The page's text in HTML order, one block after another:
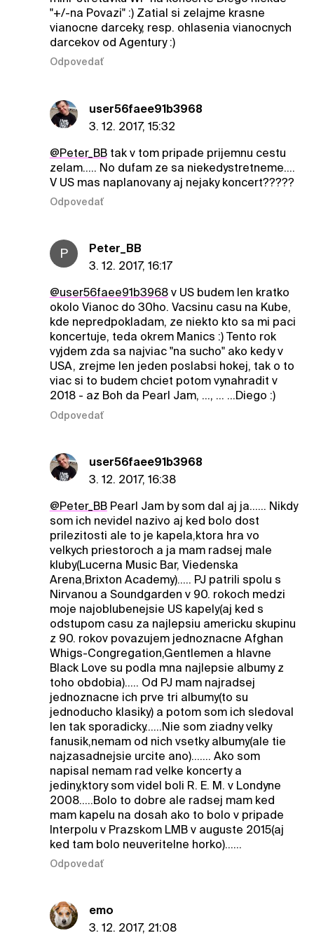
"+/-na Povazi" :) Zatial si zelajme krasne
vianocne darceky, resp. ohlasenia vianocnych
darcekov od Agentury :)
Odpovedať
user56faee91b3968
3. 12. 2017, 15:32
@Peter_BBtak v tom pripade prijemnu cestu
zelam..... No dufam ze sa niekedystretneme....
V US mas naplanovany aj nejaky koncert?????
Odpovedať
P
Peter_BB
3. 12. 2017, 16:17
@user56faee91b3968v US budem len kratko
okolo Vianoc do 30ho. Vacsinu casu na Kube,
kde nepredpokladam, ze niekto kto sa mi paci
koncertuje, teda okrem Manics :) Tento rok
vyjdem zda sa najviac "na sucho" ako kedy v
USA, zrejme len jeden poslabsi hokej, tak o to
viac si to budem chciet potom vynahradit v
2018 - az Boh da Pearl Jam, ..., ... ...Diego :)
Odpovedať
user56faee91b3968
3. 12. 2017, 16:38
@Peter_BBPearl Jam by som dal aj ja...... Nikdy
som ich nevidel nazivo aj ked bolo dost
prilezitosti ale to je kapela,ktora hra vo
velkych priestoroch a ja mam radsej male
kluby(Lucerna Music Bar, Viedenska
Arena,Brixton Academy)..... PJ patrili spolu s
Nirvanou a Soundgarden v 90. rokoch medzi
moje najoblubenejsie US kapely(aj ked s
odstupom casu za najlepsiu americku skupinu
z 90. rokov povazujem jednoznacne Afghan
Whigs-Congregation,Gentlemen a hlavne
Black Love su podla mna najlepsie albumy z
toho obdobia)..... Od PJ mam najradsej
jednoznacne ich prve tri albumy(to su
jednoducho klasiky) a potom som ich sledoval
len tak sporadicky......Nie som ziadny velky
fanusik,nemam od nich vsetky albumy(ale tie
najzasadnejsie urcite ano)....... Ako som
napisal nemam rad velke koncerty a
jediny,ktory som videl boli R. E. M. v Londyne
2008.....Bolo to dobre ale radsej mam ked
mam kapelu na dosah ako to bolo v pripade
Interpolu v Prazskom LMB v auguste 2015(aj
ked tam bolo neuveritelne horko)......
Odpovedať
emo
3. 12. 2017, 21:08